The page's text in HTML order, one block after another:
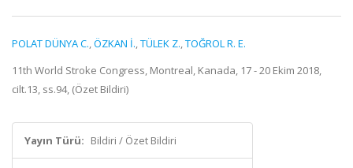
POLAT DÜNYA C.,ÖZKAN İ.,TÜLEK Z.,TOĞROL R. E.
11th World Stroke Congress, Montreal, Kanada, 17 - 20 Ekim 2018,
cilt.13, ss.94, (Özet Bildiri)
Yayın Türü: Bildiri / Özet Bildiri